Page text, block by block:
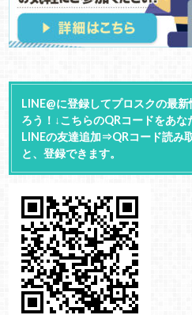
LINE@に登録してプロスクの最
ろう！↓こちらのQRコードをあな
LINEの友達追加⇒QRコード読み
と、登録できます。